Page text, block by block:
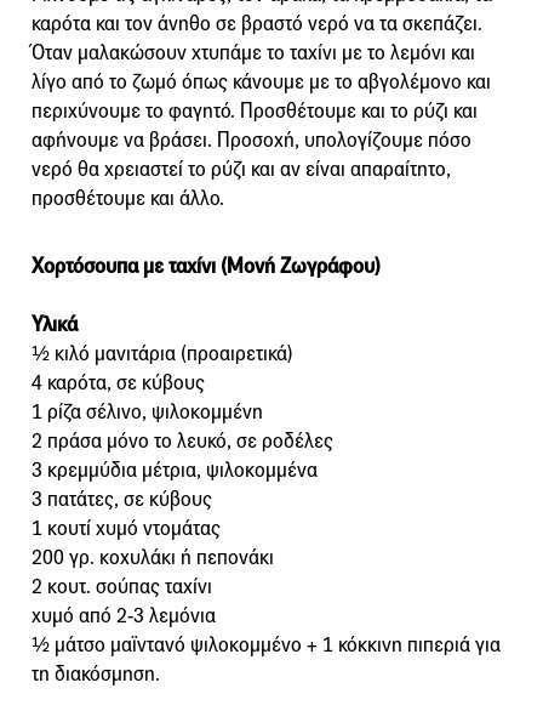
καρότα και τον άνηθο σε βραστό νερό να τα σκεπάζει.
Όταν μαλακώσουν χτυπάμε το ταχίνι με το λεμόνι και
λίγο από το ζωμό όπως κάνουμε με το αβγολέμονο και
περιχύνουμε το φαγητό. Προσθέτουμε και το ρύζι και
αφήνουμε να βράσει. Προσοχή, υπολογίζουμε πόσο
νερό θα χρειαστεί το ρύζι και αν είναι απαραίτητο,
προσθέτουμε και άλλο.
Χορτόσουπα με ταχίνι (Μονή Ζωγράφου)
Υλικά
½ κιλό μανιτάρια (προαιρετικά)
4 καρότα, σε κύβους
1 ρίζα σέλινο, ψιλοκομμένη
2 πράσα μόνο το λευκό, σε ροδέλες
3 κρεμμύδια μέτρια, ψιλοκομμένα
3 πατάτες, σε κύβους
1 κουτί χυμό ντομάτας
200 γρ. κοχυλάκι ή πεπονάκι
2 κουτ. σούπας ταχίνι
χυμό από 2-3 λεμόνια
½ μάτσο μαϊντανό ψιλοκομμένο + 1 κόκκινη πιπεριά για
τη διακόσμηση.